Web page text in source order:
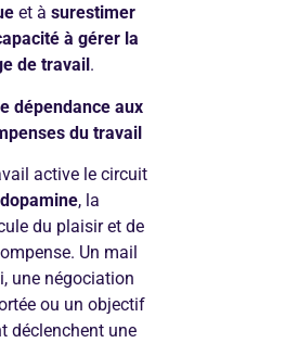
et à surestimer
à gérer la
de travail .
dépendance aux
du travail
active le circuit
dopamine, la
du plaisir et de
Un mail
une négociation
ou un objectif
déclenchent une